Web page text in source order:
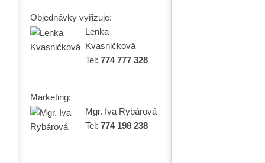
Objednávky vyřizuje:
Lenka
Kvasničková
Tel: 774 777 328
Marketing:
Mgr. Iva Rybárová
Tel: 774 198 238